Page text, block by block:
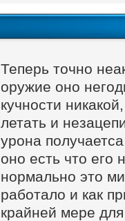
Теперь точно
оружие оно
кучности
летать и
урона
оно есть что его
нормально это
работало и как
крайней мере